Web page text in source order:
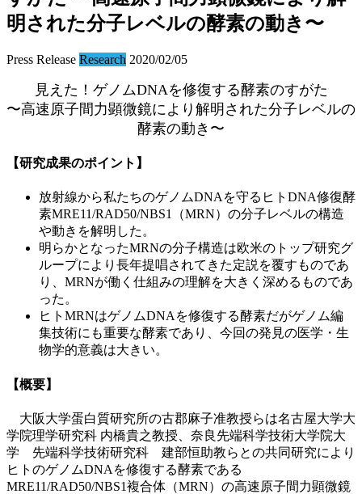
明された分子レベルの酵素の動き〜
Press Release Research 2020/02/05
見えた！ゲノムDNAを修復する酵素のすがた
〜高速原子間力顕微鏡により解明された分子レベルの
酵素の動き〜
【研究成果のポイント】
放射線から私たちのゲノムDNAを守るヒトDNA修復酵
素MRE11/RAD50/NBS1（MRN）の分子レベルの構造
や動きを解明した。
明らかとなったMRNの分子構造は欧米のトップ研究グ
ループにより長年提唱されてきた定説を覆すものであ
り、MRNが働く仕組みの理解を大きく深めるものであ
った。
ヒトMRNはゲノムDNAを修復する酵素だがゲノム編
集技術にも重要な酵素であり、今回の発見の医学・生
物学的意義は大きい。
【概要】
大阪大学蛋白質研究所の古郡麻子准教授らは名古屋大学大
学院理学研究科 内橋貴之教授、奈良先端科学技術大学院大
学 先端科学技術研究科 建部恒助教らとの共同研究により
ヒトのゲノムDNAを修復する酵素である
MRE11/RAD50/NBS1複合体（MRN）の高速原子間力顕微鏡